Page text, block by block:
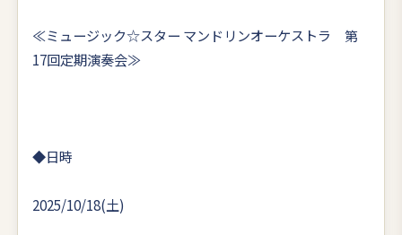
≪ミュージック☆スター マンドリンオーケストラ 第
17回定期演奏会≫
◆日時
2025/10/18(土)